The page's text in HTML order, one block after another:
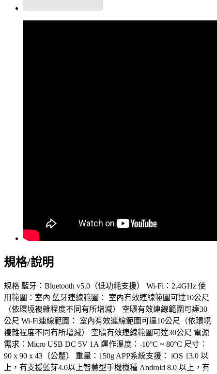
規格/說明
規格 藍牙：Bluetooth v5.0（低功耗支援） Wi-Fi：2.4GHz 使
用範圍：室內 藍牙連線範圍： 室內有效連線範圍可達10公尺
（依環境複雜程度不同有所增減） 空曠有效連線範圍可達30
公尺 Wi-Fi連線範圍： 室內有效連線範圍可達10公尺（依環境
複雜程度不同有所增減） 空曠有效連線範圍可達30公尺 電源
需求：Micro USB DC 5V 1A 運作溫度：-10°C ~ 80°C 尺寸：
90 x 90 x 43（公釐） 重量：150g APP系統支援： iOS 13.0 以
上，有支援藍芽4.0以上智慧型手機機種 Android 8.0 以上，有